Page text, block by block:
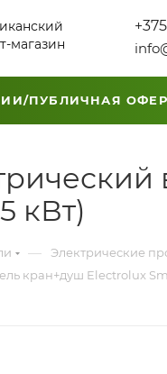
магазин
ПУБЛИЧНАЯ
кВт)
— Электрические
кран+душ Electrolux